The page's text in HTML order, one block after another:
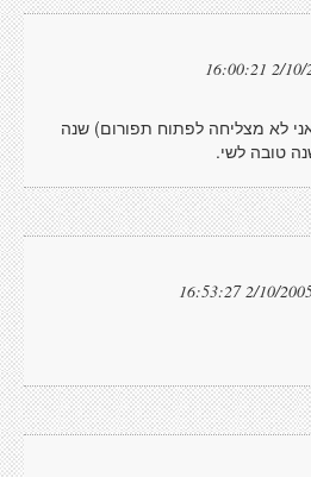
2/10/2005
לא מצליחה לפתוח תפורום) שנה
טובה לשי.
2/10/2005